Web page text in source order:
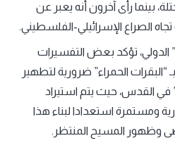
بينما رأى آخرون أنه يعبر عن
الصراع الإسرائيلي-الفلسطيني.
تؤكد بعض التفسيرات
“البقرات الحمراء” ضرورية لتطهير
في القدس، حيث يتم استيراد
ومستمرة استعدادا لبناء هذا
وظهور المسيح المنتظر.